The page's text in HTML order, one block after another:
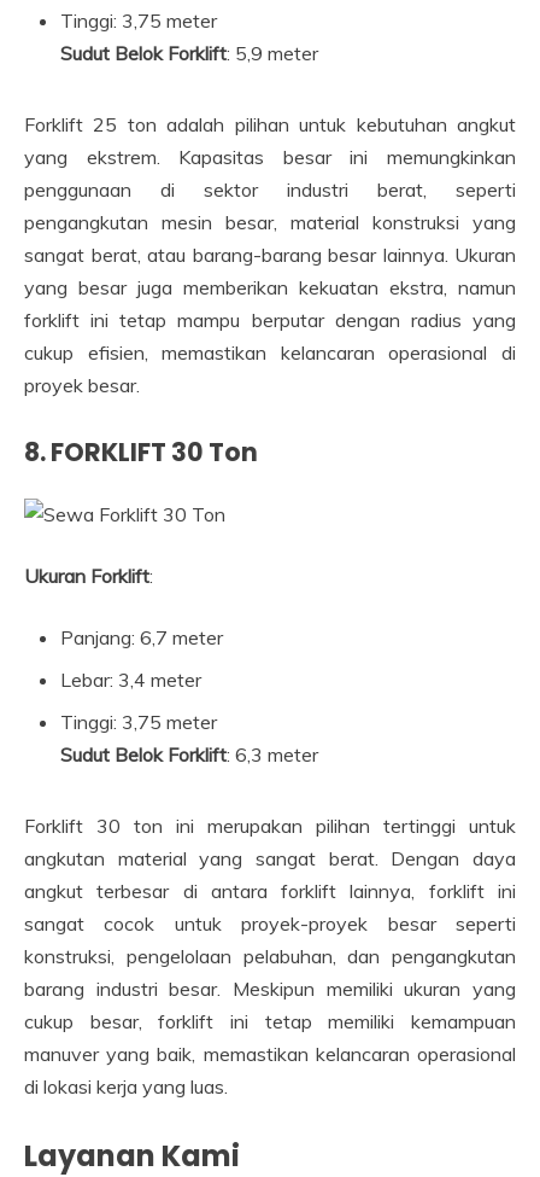
Tinggi: 3,75 meter
Sudut Belok Forklift: 5,9 meter
Forklift 25 ton adalah pilihan untuk kebutuhan angkut
yang ekstrem. Kapasitas besar ini memungkinkan
penggunaan di sektor industri berat, seperti
pengangkutan mesin besar, material konstruksi yang
sangat berat, atau barang-barang besar lainnya. Ukuran
yang besar juga memberikan kekuatan ekstra, namun
forklift ini tetap mampu berputar dengan radius yang
cukup efisien, memastikan kelancaran operasional di
proyek besar.
8.FORKLIFT 30 Ton
Ukuran Forklift:
Panjang: 6,7 meter
Lebar: 3,4 meter
Tinggi: 3,75 meter
Sudut Belok Forklift: 6,3 meter
Forklift 30 ton ini merupakan pilihan tertinggi untuk
angkutan material yang sangat berat. Dengan daya
angkut terbesar di antara forklift lainnya, forklift ini
sangat cocok untuk proyek-proyek besar seperti
konstruksi, pengelolaan pelabuhan, dan pengangkutan
barang industri besar. Meskipun memiliki ukuran yang
cukup besar, forklift ini tetap memiliki kemampuan
manuver yang baik, memastikan kelancaran operasional
di lokasi kerja yang luas.
Layanan Kami